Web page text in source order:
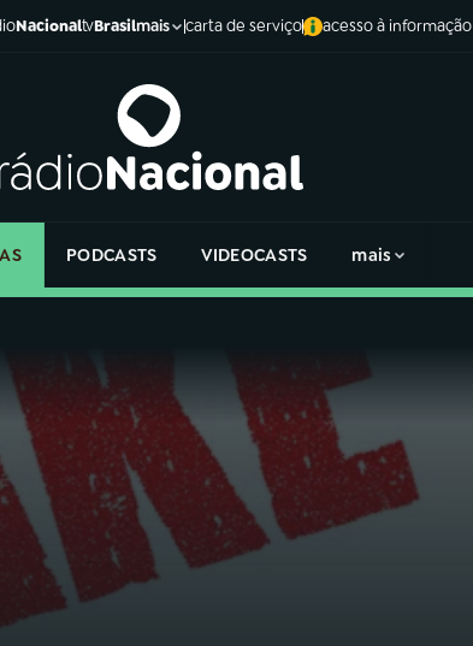
NacionaltvBrasilmais carta de serviço acesso à informação
PODCASTS VIDEOCASTS mais